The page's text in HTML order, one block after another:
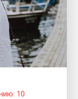
10